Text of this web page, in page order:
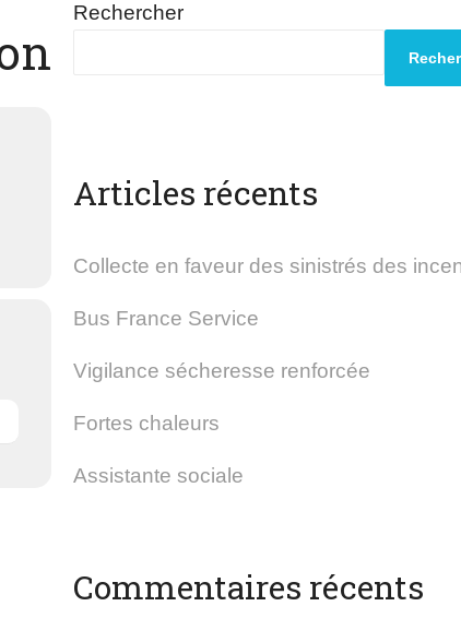
Rechercher
Articles récents
Collecte en faveur des sinistrés des
Bus France Service
Vigilance sécheresse renforcée
Fortes chaleurs
Assistante sociale
Commentaires récents